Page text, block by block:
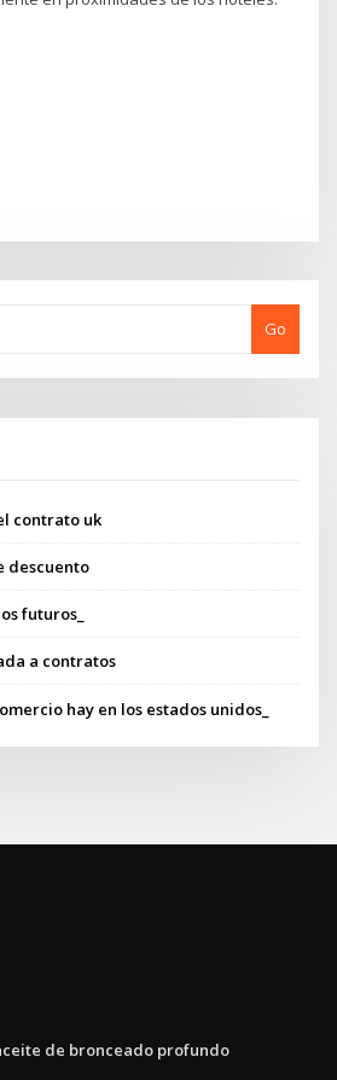
Go
contrato uk
descuento
futuros_
a contratos
hay en los estados unidos_
de bronceado profundo